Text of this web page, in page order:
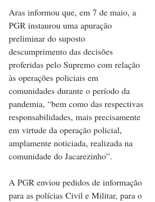
Aras informou que, em 7 de maio, a
PGR instaurou uma apuração
preliminar do suposto
descumprimento das decisões
proferidas pelo Supremo com relação
às operações policiais em
comunidades durante o período da
pandemia, “bem como das respectivas
responsabilidades, mais precisamente
em virtude da operação policial,
amplamente noticiada, realizada na
comunidade do Jacarezinho”.
A PGR enviou pedidos de informação
para as polícias Civil e Militar, para o